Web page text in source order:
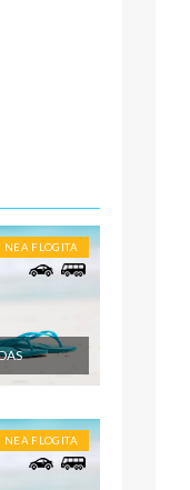
ili
do
puta.
Cena
NEA FLOGITA
NEA FLOGITA